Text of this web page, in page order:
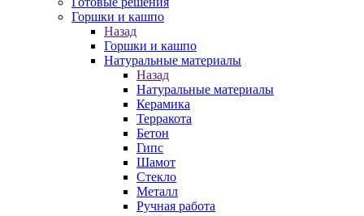
Горшки и кашпо
Назад
Горшки и кашпо
Натуральные материалы
Назад
Натуральные материалы
Керамика
Терракота
Бетон
Гипс
Шамот
Стекло
Металл
Ручная работа